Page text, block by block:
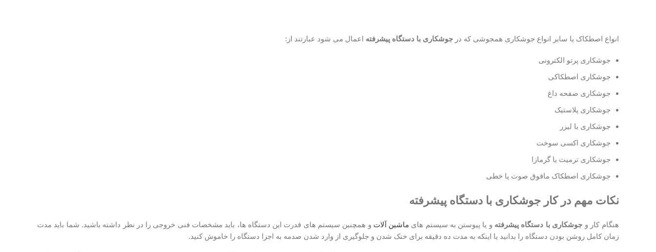
انواع اصطکاک یا سایر انواع جوشکاری همجوشی که در جوشکاری با دستگاه پیشرفته اعمال می شود عبارتند از:
جوشکاری پرتو الکترونی
جوشکاری اصطکاکی
جوشکاری صفحه داغ
جوشکاری پلاستیک
جوشکاری با لیزر
جوشکاری اکسی سوخت
جوشکاری ترمیت یا گرمازا
جوشکاری اصطکاک مافوق صوت یا خطی
نکات مهم در کار جوشکاری با دستگاه پیشرفته
هنگام کار و جوشکاری با دستگاه پیشرفته و یا پیوستن به سیستم های ماشین آلات و همچنین سیستم های قدرت این دستگاه ها، باید مشخصات فنی خروجی را در نظر داشته باشید. شما باید مدت
زمان کامل روشن بودن دستگاه را بدانید یا اینکه به مدت ده دقیقه برای خنک شدن و جلوگیری از وارد شدن صدمه به اجزا دستگاه را خاموش کنید.